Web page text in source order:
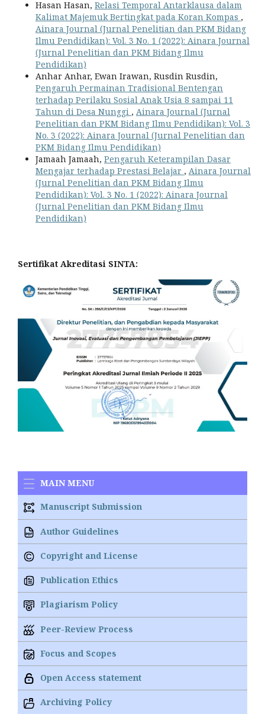
Hasan Hasan, Relasi Temporal Antarklausa dalam
Kalimat Majemuk Bertingkat pada Koran Kompas ,
Ainara Journal (Jurnal Penelitian dan PKM Bidang
Ilmu Pendidikan): Vol. 3 No. 1 (2022): Ainara Journal
(Jurnal Penelitian dan PKM Bidang Ilmu
Pendidikan)
Anhar Anhar, Ewan Irawan, Rusdin Rusdin,
Pengaruh Permainan Tradisional Bentengan
terhadap Perilaku Sosial Anak Usia 8 sampai 11
Tahun di Desa Nunggi , Ainara Journal (Jurnal
Penelitian dan PKM Bidang Ilmu Pendidikan): Vol. 3
No. 3 (2022): Ainara Journal (Jurnal Penelitian dan
PKM Bidang Ilmu Pendidikan)
Jamaah Jamaah, Pengaruh Keterampilan Dasar
Mengajar terhadap Prestasi Belajar , Ainara Journal
(Jurnal Penelitian dan PKM Bidang Ilmu
Pendidikan): Vol. 3 No. 1 (2022): Ainara Journal
(Jurnal Penelitian dan PKM Bidang Ilmu
Pendidikan)
Sertifikat Akreditasi SINTA:
MAIN MENU
Manuscript Submission
Author Guidelines
Copyright and License
Publication Ethics
Plagiarism Policy
Peer-Review Process
Focus and Scopes
Open Access statement
Archiving Policy